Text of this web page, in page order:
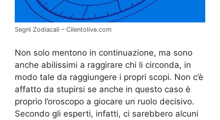
Segni Zodiacali – Cilentolive.com
Non solo mentono in continuazione, ma sono
anche abilissimi a raggirare chi li circonda, in
modo tale da raggiungere i propri scopi. Non c’è
affatto da stupirsi se anche in questo caso è
proprio l’oroscopo a giocare un ruolo decisivo.
Secondo gli esperti, infatti, ci sarebbero alcuni